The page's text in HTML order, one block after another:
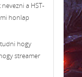
a HST-
honlap
hogy
streamer